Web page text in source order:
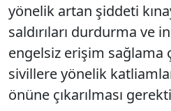
yönelik artan şiddeti
saldırıları durdurma ve
engelsiz erişim sağlama
sivillere yönelik
önüne çıkarılması